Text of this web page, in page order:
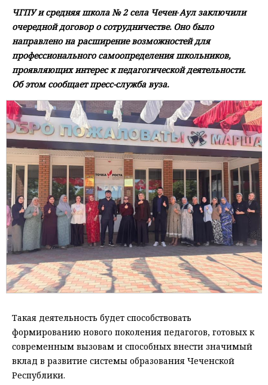
ЧГПУ и средняя школа № 2 села Чечен‑Аул заключили
очередной договор о сотрудничестве. Оно было
направлено на расширение возможностей для
профессионального самоопределения школьников,
проявляющих интерес к педагогической деятельности.
Об этом сообщает пресс-служба вуза.
Такая деятельность будет способствовать
формированию нового поколения педагогов, готовых к
современным вызовам и способных внести значимый
вклад в развитие системы образования Чеченской
Республики.